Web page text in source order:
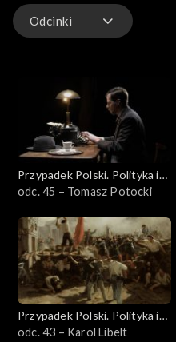
Odcinki
Przypadek Polski. Polityka i
idee
odc. 45 – Tomasz Potocki
Przypadek Polski. Polityka i
idee
odc. 43 – Karol Libelt